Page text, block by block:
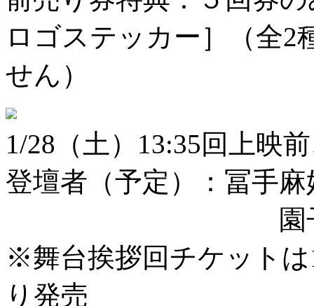
ロゴステッカー］（全2
せん）
1/28（土）13:35回上映
登壇者（予定）：冨手
園子温
※舞台挨拶回チケット
り発売